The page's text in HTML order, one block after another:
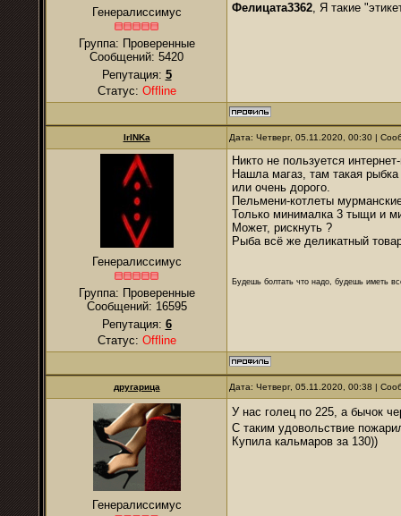
Генералиссимус
Группа: Проверенные
Сообщений: 5420
Репутация: 5
Статус: Offline
Фелицата3362, Я такие
IrINKa Дата: Четверг, 05.11.2020, 00:30 |
Генералиссимус
Группа: Проверенные
Сообщений: 16595
Репутация: 6
Статус: Offline
Никто не пользуется
Нашла магаз, там такая
или очень дорого.
Пельмени-котлеты
Только минималка 3 тыщи и
Может, рискнуть ?
Рыба всё же деликатный
Будешь болтать что надо, будешь иметь
другарица Дата: Четверг, 05.11.2020, 00:38 |
Генералиссимус
У нас голец по 225, а бычок
С таким удовольствие
Купила кальмаров за 130))